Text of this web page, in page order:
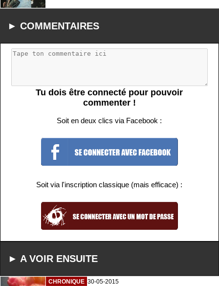
► COMMENTAIRES
Tu dois être connecté pour pouvoir
commenter !
Soit en deux clics via Facebook :
Soit via l'inscription classique (mais efficace) :
► A VOIR ENSUITE
CHRONIQUE 30-05-2015